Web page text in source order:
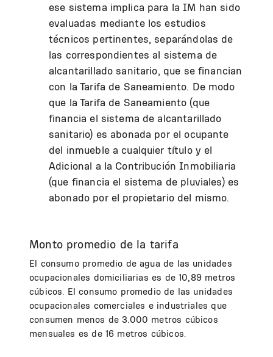
ese sistema implica para la IM han sido
evaluadas mediante los estudios
técnicos pertinentes, separándolas de
las correspondientes al sistema de
alcantarillado sanitario, que se financian
con la Tarifa de Saneamiento. De modo
que la Tarifa de Saneamiento (que
financia el sistema de alcantarillado
sanitario) es abonada por el ocupante
del inmueble a cualquier título y el
Adicional a la Contribución Inmobiliaria
(que financia el sistema de pluviales) es
abonado por el propietario del mismo.
Monto promedio de la tarifa
El consumo promedio de agua de las unidades
ocupacionales domiciliarias es de 10,89 metros
cúbicos. El consumo promedio de las unidades
ocupacionales comerciales e industriales que
consumen menos de 3.000 metros cúbicos
mensuales es de 16 metros cúbicos.